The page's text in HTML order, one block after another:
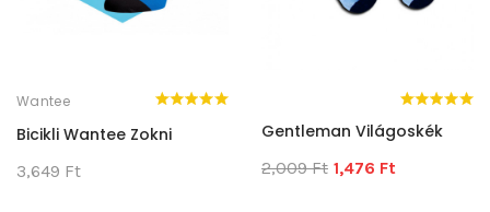
Wantee
Bicikli Wantee Zokni
3,649 Ft
Gentleman Világoskék
2,009 Ft 1,476 Ft